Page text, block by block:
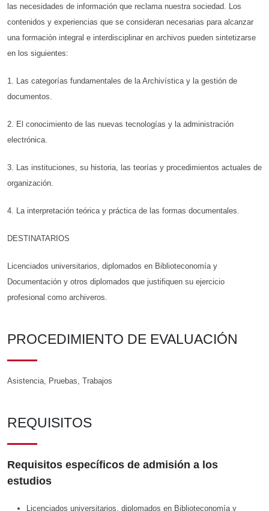
las necesidades de información que reclama nuestra sociedad. Los
contenidos y experiencias que se consideran necesarias para alcanzar
una formación integral e interdisciplinar en archivos pueden sintetizarse
en los siguientes:
1. Las categorías fundamentales de la Archivística y la gestión de
documentos.
2. El conocimiento de las nuevas tecnologías y la administración
electrónica.
3. Las instituciones, su historia, las teorías y procedimientos actuales de
organización.
4. La interpretación teórica y práctica de las formas documentales.
DESTINATARIOS
Licenciados universitarios, diplomados en Biblioteconomía y
Documentación y otros diplomados que justifiquen su ejercicio
profesional como archiveros.
PROCEDIMIENTO DE EVALUACIÓN
Asistencia, Pruebas, Trabajos
REQUISITOS
Requisitos específicos de admisión a los
estudios
Licenciados universitarios, diplomados en Biblioteconomía y